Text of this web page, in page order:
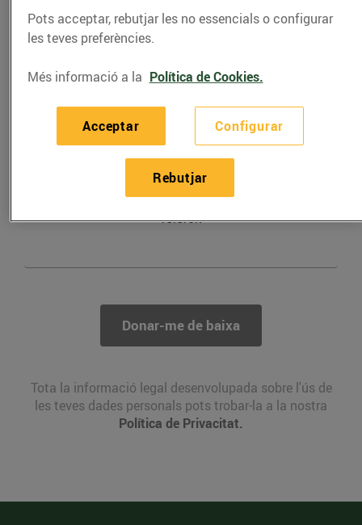
Correu electrònic
Telèfon
Donar-me de baixa
Tota la informació legal desenvolupada sobre l'ús de
les teves dades personals pots trobar-la a la nostra
Política de Privacitat.
Pots acceptar, rebutjar les no essencials o configurar
les teves preferències.
Més informació a la Política de Cookies.
Configurar
Rebutjar
Acceptar